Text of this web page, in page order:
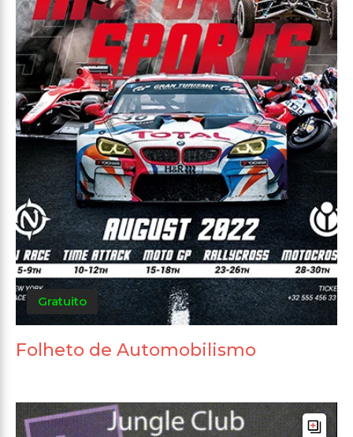
Gratuito
Folheto de Automobilismo